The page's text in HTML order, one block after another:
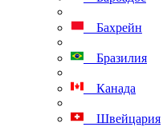
Бахрейн
Бразилия
Канада
Швейцария